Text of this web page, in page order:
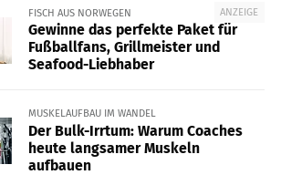
ANZEIGE
FISCH AUS NORWEGEN
Gewinne das perfekte Paket für
Fußballfans, Grillmeister und
Seafood-Liebhaber
MUSKELAUFBAU IM WANDEL
Der Bulk-Irrtum: Warum Coaches
heute langsamer Muskeln
aufbauen